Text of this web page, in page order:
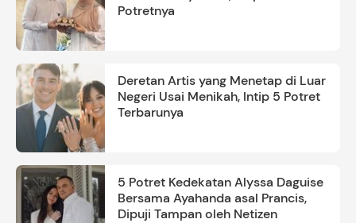
Potretnya
Deretan Artis yang Menetap di Luar
Negeri Usai Menikah, Intip 5 Potret
Terbarunya
5 Potret Kedekatan Alyssa Daguise
Bersama Ayahanda asal Prancis,
Dipuji Tampan oleh Netizen